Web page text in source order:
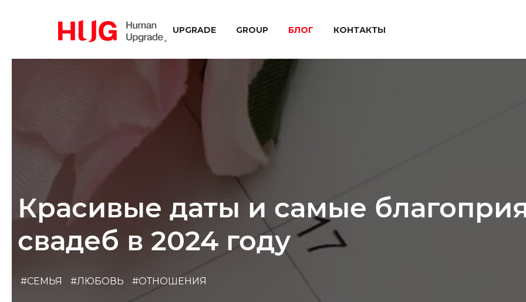
UPGRADE GROUP БЛОГ КОНТАКТЫ
Красивые даты и самые
свадеб в 2024 году
#СЕМЬЯ #ЛЮБОВЬ #ОТНОШЕНИЯ